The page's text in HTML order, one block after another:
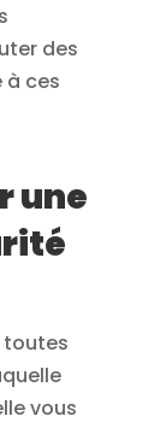
des
à ces
une
toutes
vous